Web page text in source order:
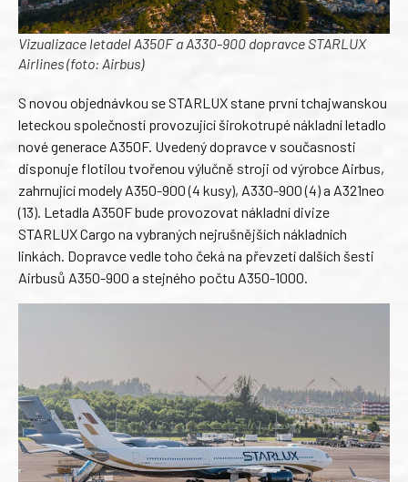
Vizualizace letadel A350F a A330-900 dopravce STARLUX
Airlines (foto: Airbus)
S novou objednávkou se STARLUX stane první tchajwanskou
leteckou společností provozující širokotrupé nákladní letadlo
nové generace A350F. Uvedený dopravce v současnosti
disponuje flotilou tvořenou výlučně stroji od výrobce Airbus,
zahrnující modely A350-900 (4 kusy), A330-900 (4) a A321neo
(13). Letadla A350F bude provozovat nákladní divize
STARLUX Cargo na vybraných nejrušnějších nákladních
linkách. Dopravce vedle toho čeká na převzetí dalších šesti
Airbusů A350-900 a stejného počtu A350-1000.